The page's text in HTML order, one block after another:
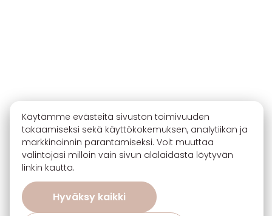
Käytämme evästeitä sivuston toimivuuden
takaamiseksi sekä käyttökokemuksen, analytiikan ja
markkinoinnin parantamiseksi. Voit muuttaa
valintojasi milloin vain sivun alalaidasta löytyvän
linkin kautta.
Hyväksy kaikki